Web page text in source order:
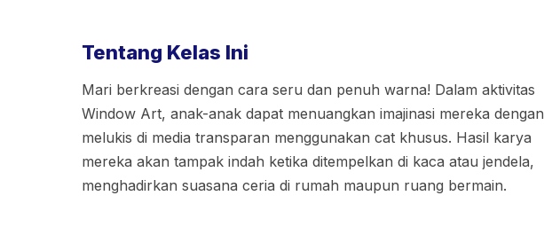
Tentang Kelas Ini
Mari berkreasi dengan cara seru dan penuh warna! Dalam aktivitas
Window Art, anak-anak dapat menuangkan imajinasi mereka dengan
melukis di media transparan menggunakan cat khusus. Hasil karya
mereka akan tampak indah ketika ditempelkan di kaca atau jendela,
menghadirkan suasana ceria di rumah maupun ruang bermain.